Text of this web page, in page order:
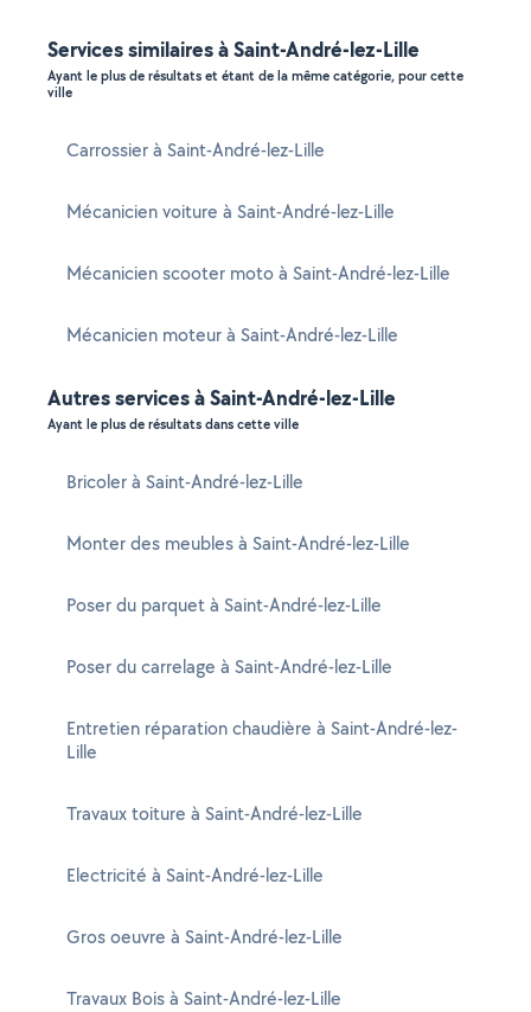
Services similaires à Saint-André-lez-Lille
Ayant le plus de résultats et étant de la même catégorie, pour cette
ville
Carrossier à Saint-André-lez-Lille
Mécanicien voiture à Saint-André-lez-Lille
Mécanicien scooter moto à Saint-André-lez-Lille
Mécanicien moteur à Saint-André-lez-Lille
Autres services à Saint-André-lez-Lille
Ayant le plus de résultats dans cette ville
Bricoler à Saint-André-lez-Lille
Monter des meubles à Saint-André-lez-Lille
Poser du parquet à Saint-André-lez-Lille
Poser du carrelage à Saint-André-lez-Lille
Entretien réparation chaudière à Saint-André-lez-
Lille
Travaux toiture à Saint-André-lez-Lille
Electricité à Saint-André-lez-Lille
Gros oeuvre à Saint-André-lez-Lille
Travaux Bois à Saint-André-lez-Lille